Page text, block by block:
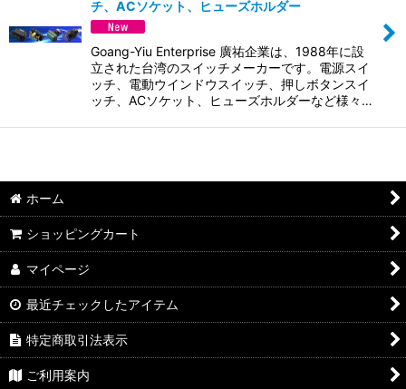
チ、ACソケット、ヒューズホルダー
Goang-Yiu Enterprise 廣祐企業は、1988年に設
立された台湾のスイッチメーカーです。電源スイ
ッチ、電動ウインドウスイッチ、押しボタンスイ
ッチ、ACソケット、ヒューズホルダーなど様々…
ホーム
ショッピングカート
マイページ
最近チェックしたアイテム
特定商取引法表示
ご利用案内